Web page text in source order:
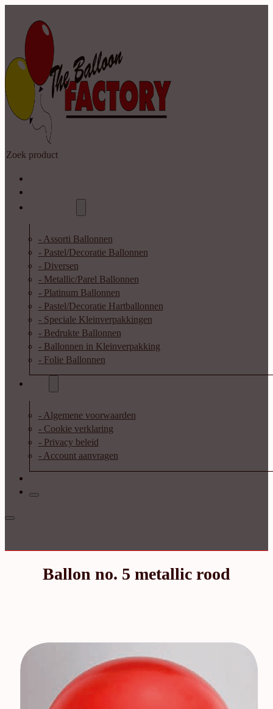
Zoeken
- Assorti Ballonnen
- Pastel/Decoratie Ballonnen
- Diversen
- Metallic/Parel Ballonnen
- Platinum Ballonnen
- Pastel/Decoratie Hartballonnen
- Speciale Kleinverpakkingen
- Bedrukte Ballonnen
- Ballonnen in Kleinverpakking
- Folie Ballonnen
- Algemene voorwaarden
- Cookie verklaring
- Privacy beleid
- Account aanvragen
Ballon no. 5 metallic rood